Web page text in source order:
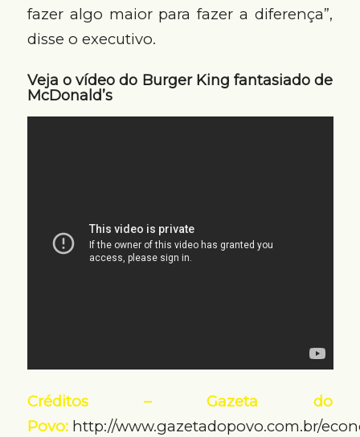
fazer algo maior para fazer a diferença”,
disse o executivo.
Veja o vídeo do Burger King fantasiado de
McDonald’s
Créditos – Gazeta do
Povo:http://www.gazetadopovo.com.br/